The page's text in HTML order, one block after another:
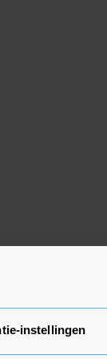
instellingen